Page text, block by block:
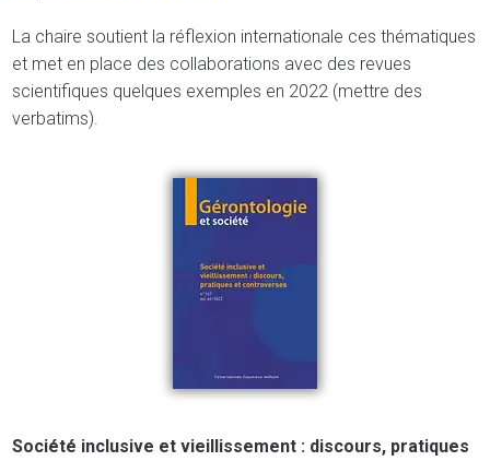
La chaire soutient la réflexion internationale ces thématiques
et met en place des collaborations avec des revues
scientifiques quelques exemples en 2022 (mettre des
verbatims).
Société inclusive et vieillissement : discours, pratiques